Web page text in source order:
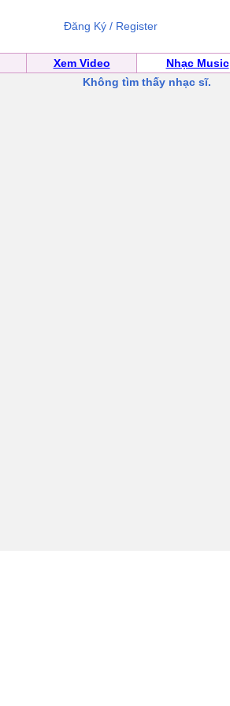
Đăng Ký / Register
Xem Video Nhạc Music
Không tìm thấy nhạc sĩ.